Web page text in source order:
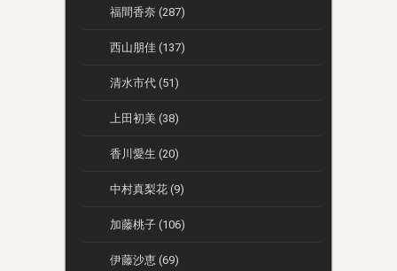
福間香奈 (287)
西山朋佳 (137)
清水市代 (51)
上田初美 (38)
香川愛生 (20)
中村真梨花 (9)
加藤桃子 (106)
伊藤沙恵 (69)